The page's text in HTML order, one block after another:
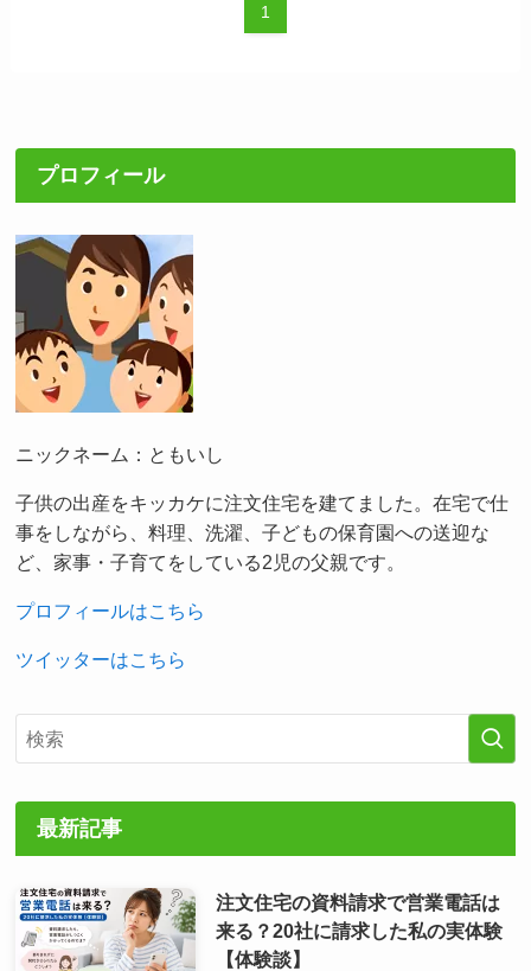
1
プロフィール
ニックネーム：ともいし
子供の出産をキッカケに注文住宅を建てました。在宅で仕
事をしながら、料理、洗濯、子どもの保育園への送迎な
ど、家事・子育てをしている2児の父親です。
プロフィールはこちら
ツイッターはこちら
最新記事
注文住宅の資料請求で営業電話は
来る？20社に請求した私の実体験
【体験談】